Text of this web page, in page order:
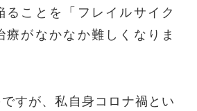
ることを「フレイルサイク
療がなかなか難しくなりま
すが、私自身コロナ禍とい